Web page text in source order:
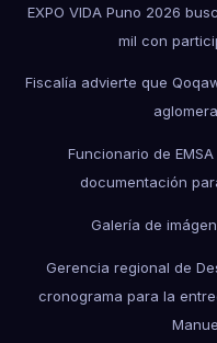
EXPO VIDA Puno 2026
mil con
Fiscalía advierte que
Funcionario de
documentación
Galería de
Gerencia regional de
cronograma para la